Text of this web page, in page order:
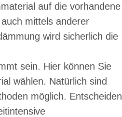
auf die vorhandene
mittels anderer
wird sicherlich die
sein. Hier können Sie
wählen. Natürlich sind
möglich. Entscheiden